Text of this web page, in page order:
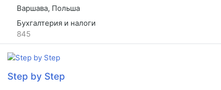
Варшава, Польша
Бухгалтерия и налоги
845
Step by Step